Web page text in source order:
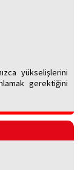
yükselişlerini
gerektiğini